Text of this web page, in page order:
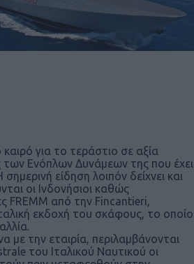
καιρό για το τεράστιο σε αξία
Ενόπλων Δυνάμεων της που έχει
σημερινή είδηση λοιπόν δείχνει και
οι Ινδονήσιοι καθώς
FREMM από την Fincantieri,
εκδοχή του σκάφους, το οποίο
την εταιρία, περιλαμβάνονται
του Ιταλικού Ναυτικού οι